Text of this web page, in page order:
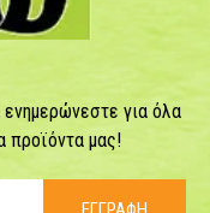
για όλα
προϊόντα μας!